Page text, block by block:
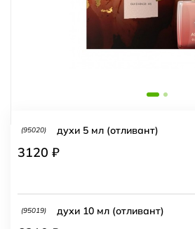
(95020) духи 5 мл (отливант)
3120 ₽
(95019) духи 10 мл (отливант)